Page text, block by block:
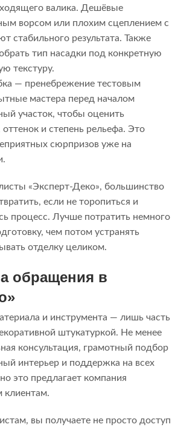
валика. Дешёвые
ворсом или плохим сцеплением с
стабильного результата. Также
тип насадки под конкретную
текстуру.
— пренебрежение тестовым
мастера перед началом
участок, чтобы оценить
и степень рельефа. Это
сюрпризов уже на
«Эксперт-Деко», большинство
если не торопиться и
процесс. Лучше потратить немного
чем потом устранять
отделку целиком.
обращения в
и инструмента — лишь часть
штукатуркой. Не менее
консультация, грамотный подбор
интерьер и поддержка на всех
это предлагает компания
клиентам.
вы получаете не просто доступ